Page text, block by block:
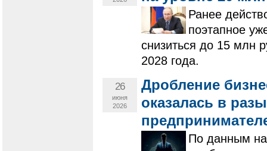
Ранее
поэтапное
снизиться до 15 млн
2028 года.
26
июня
2026
Дробление
оказалась в
По данным